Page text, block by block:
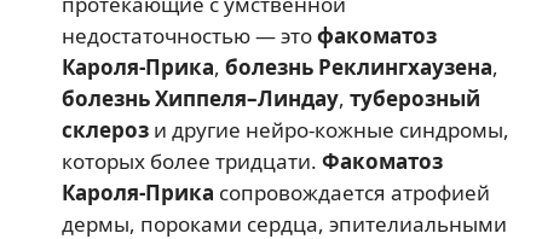
недостаточностью — этофакоматоз
Кароля-Прика, болезнь Реклингхаузена,
болезнь Хиппеля–Линдау, туберозный
склерози другие нейро-кожные синдромы,
которых более тридцати. Факоматоз
Кароля-Прика сопровождается атрофией
дермы, пороками сердца, эпителиальными